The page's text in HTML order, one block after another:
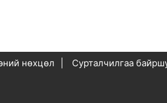
нөхцөл Сурталчилгаа